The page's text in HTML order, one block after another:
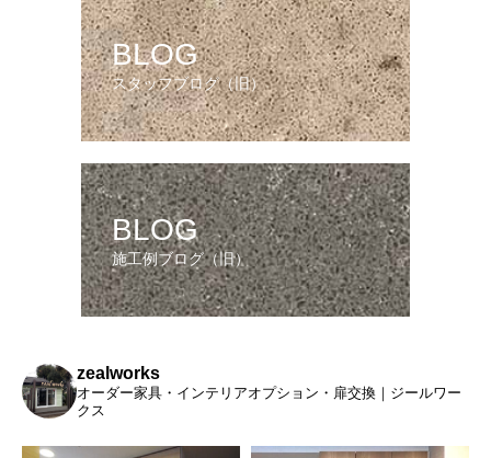
BLOG
スタッフブログ（旧）
BLOG
施工例ブログ（旧）
zealworks
オーダー家具・インテリアオプション・扉交換｜ジールワー
クス